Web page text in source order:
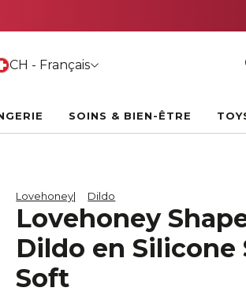
CH - Français
SOINS & BIEN-ÊTRE
Lovehoney Dildo
Lovehoney
Dildo en Silicone
Soft